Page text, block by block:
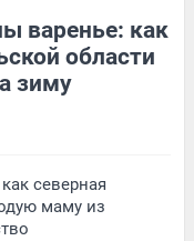
варенье: как
области
зиму
северная
маму из